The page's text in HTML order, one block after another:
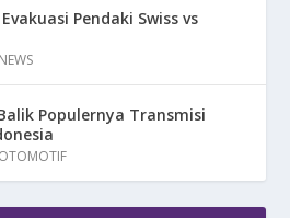
Pendaki Swiss vs
NEWS
Populernya Transmisi
OTOMOTIF